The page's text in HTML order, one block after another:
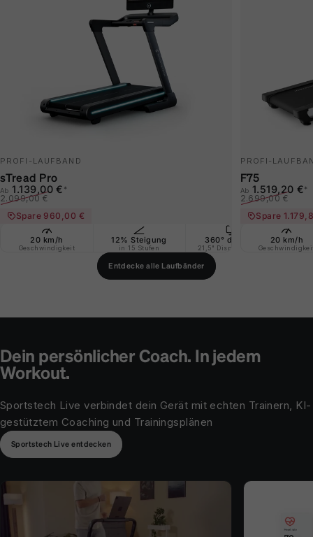
PROFI-LAUFBAND
sTread Pro
Verkaufspreis
Ab 1.139,00 € *
Normaler Preis
2.099,00 €
Spare 960,00 €
20 km/h
Geschwindigkeit
12% Steigung
in 15 Stufen
360° drehbar
21,5" Display + App
PROFI-
F75
Verkaufspreis
Ab 1.519,20 €*
Normaler
2.699,00 €
Spare
20 km/h
Entdecke alle Laufbänder
Dein persönlicher Coach. In jedem
Workout.
Sportstech Live verbindet dein Gerät mit echten Trainern, KI-
gestütztem Coaching und Trainingsplänen
Sportstech Live entdecken